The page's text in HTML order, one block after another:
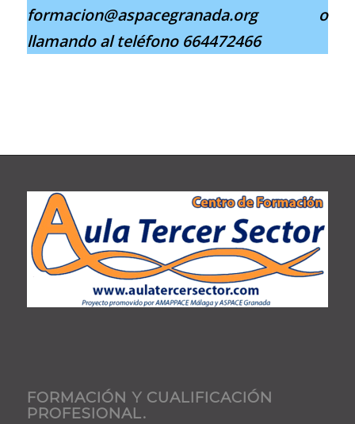
formacion@aspacegranada.org o
llamando al teléfono 664472466
FORMACIÓN Y CUALIFICACIÓN
PROFESIONAL.